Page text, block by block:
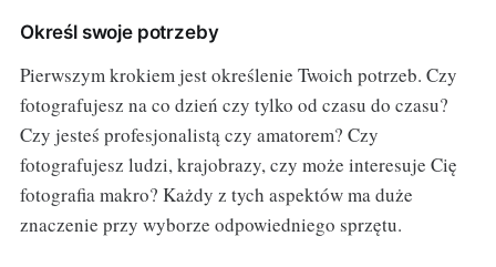
Określ swoje potrzeby
Pierwszym krokiem jest określenie Twoich potrzeb. Czy
fotografujesz na co dzień czy tylko od czasu do czasu?
Czy jesteś profesjonalistą czy amatorem? Czy
fotografujesz ludzi, krajobrazy, czy może interesuje Cię
fotografia makro? Każdy z tych aspektów ma duże
znaczenie przy wyborze odpowiedniego sprzętu.